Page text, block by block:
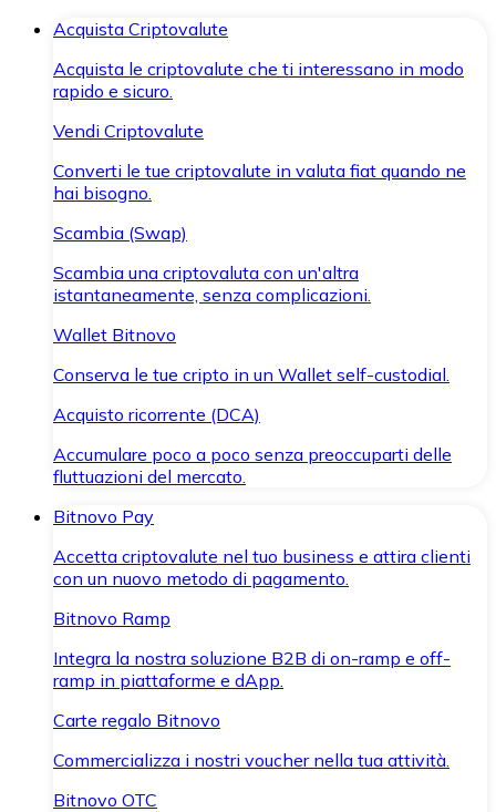
Acquista Criptovalute
Acquista le criptovalute che ti interessano in modo
rapido e sicuro.
Vendi Criptovalute
Converti le tue criptovalute in valuta fiat quando ne
hai bisogno.
Scambia (Swap)
Scambia una criptovaluta con un'altra
istantaneamente, senza complicazioni.
Wallet Bitnovo
Conserva le tue cripto in un Wallet self-custodial.
Acquisto ricorrente (DCA)
Accumulare poco a poco senza preoccuparti delle
fluttuazioni del mercato.
Bitnovo Pay
Accetta criptovalute nel tuo business e attira clienti
con un nuovo metodo di pagamento.
Bitnovo Ramp
Integra la nostra soluzione B2B di on-ramp e off-
ramp in piattaforme e dApp.
Carte regalo Bitnovo
Commercializza i nostri voucher nella tua attività.
Bitnovo OTC